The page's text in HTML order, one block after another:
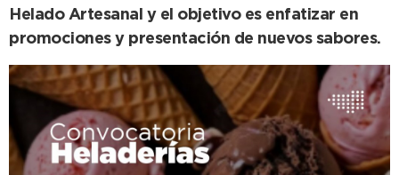
Helado Artesanal y el objetivo es enfatizar en
promociones y presentación de nuevos sabores.